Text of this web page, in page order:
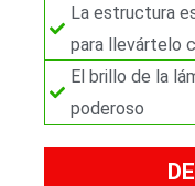
La estructura
para llevártelo
El brillo de la
poderoso